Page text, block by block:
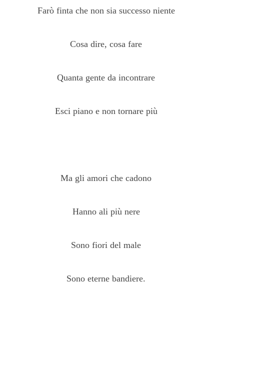
Farò finta che non sia successo niente
Cosa dire, cosa fare
Quanta gente da incontrare
Esci piano e non tornare più
Ma gli amori che cadono
Hanno ali più nere
Sono fiori del male
Sono eterne bandiere.